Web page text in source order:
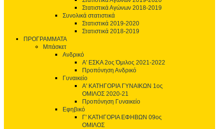
Στατιστικά Αγώνων 2018-2019
Συνολικά στατιστικά
Στατιστικά 2019-2020
Στατιστικά 2018-2019
ΠΡΟΓΡΑΜΜΑΤΑ
Μπάσκετ
Ανδρικό
Α' ΕΣΚΑ 2ος Όμιλος 2021-2022
Προπόνηση Ανδρικό
Γυναικείο
Α' ΚΑΤΗΓΟΡΙΑ ΓΥΝΑΙΚΩΝ 1ος
ΟΜΙΛΟΣ 2020-21
Προπόνηση Γυναικείο
Εφηβικό
Γ' ΚΑΤΗΓΟΡΙΑ ΕΦΗΒΩΝ 09ος
ΟΜΙΛΟΣ